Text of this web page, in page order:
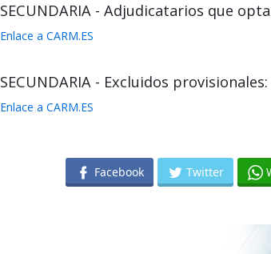
SECUNDARIA - Adjudicatarios que
Enlace a CARM.ES
SECUNDARIA - Excluidos provisionales:
Enlace a CARM.ES
Facebook Twitter